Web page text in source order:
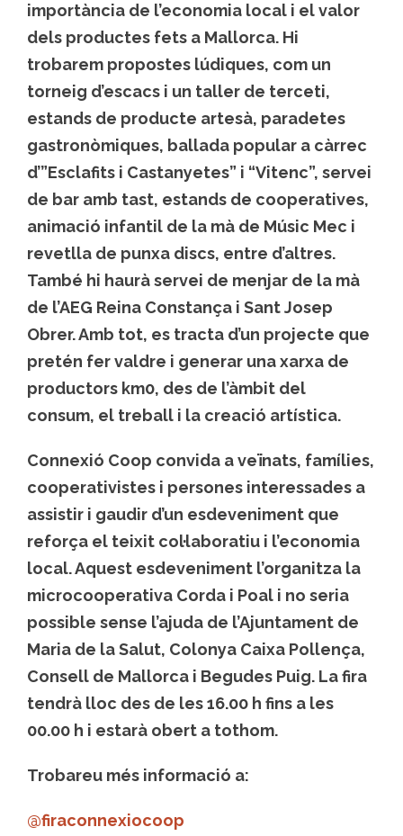
importància de l’economia local i el valor
dels productes fets a Mallorca. Hi
trobarem propostes lúdiques, com un
torneig d’escacs i un taller de terceti,
estands de producte artesà, paradetes
gastronòmiques, ballada popular a càrrec
d’”Esclafits i Castanyetes” i “Vitenc”, servei
de bar amb tast, estands de cooperatives,
animació infantil de la mà de Músic Mec i
revetlla de punxa discs, entre d’altres.
També hi haurà servei de menjar de la mà
de l’AEG Reina Constança i Sant Josep
Obrer. Amb tot, es tracta d’un projecte que
pretén fer valdre i generar una xarxa de
productors km0, des de l’àmbit del
consum, el treball i la creació artística.
Connexió Coop convida a veïnats, famílies,
cooperativistes i persones interessades a
assistir i gaudir d’un esdeveniment que
reforça el teixit col·laboratiu i l’economia
local. Aquest esdeveniment l’organitza la
microcooperativa Corda i Poal i no seria
possible sense l’ajuda de l’Ajuntament de
Maria de la Salut, Colonya Caixa Pollença,
Consell de Mallorca i Begudes Puig. La fira
tendrà lloc des de les 16.00 h fins a les
00.00 h i estarà obert a tothom.
Trobareu més informació a:
@firaconnexiocoop